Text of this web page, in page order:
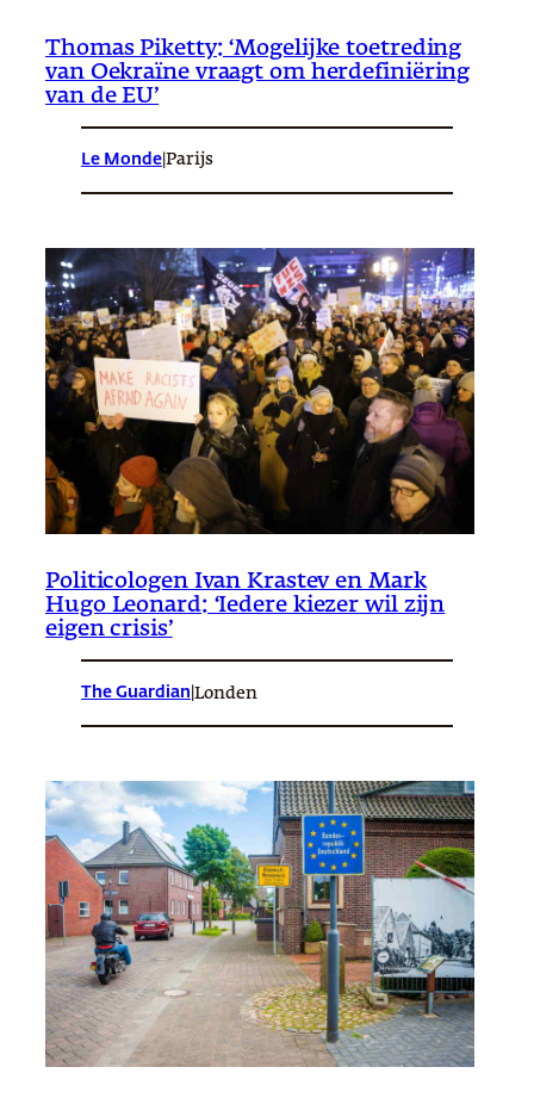
Thomas Piketty: ‘Mogelijke toetreding
van Oekraïne vraagt om herdefiniëring
van de EU’
Le Monde Parijs
Politicologen Ivan Krastev en Mark
Hugo Leonard: ‘Iedere kiezer wil zijn
eigen crisis’
The Guardian Londen